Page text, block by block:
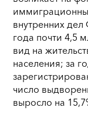
внутренних
года почти 4,5
вид на
населения; за
число
выросло на